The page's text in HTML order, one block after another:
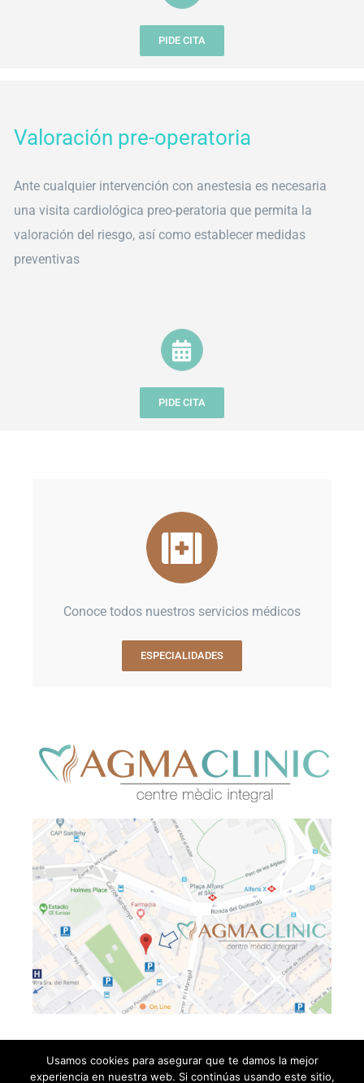
PIDE CITA
Valoración pre-operatoria
Ante cualquier intervención con anestesia es necesaria
una visita cardiológica preo-peratoria que permita la
valoración del riesgo, así como establecer medidas
preventivas
PIDE CITA
Conoce todos nuestros servicios médicos
ESPECIALIDADES
Usamos cookies para asegurar que te damos la mejor
experiencia en nuestra web. Si continúas usando este sitio,